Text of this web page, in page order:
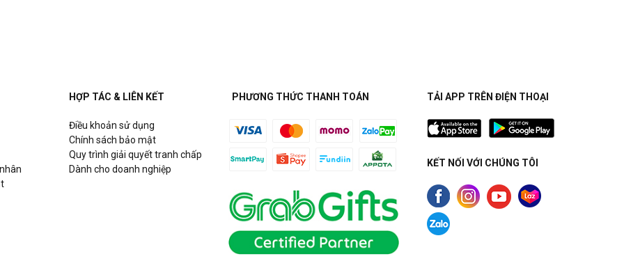
HỢP TÁC & LIÊN KẾT
Điều khoản sử dụng
Chính sách bảo mật
Quy trình giải quyết tranh chấp
Dành cho doanh nghiệp
PHƯƠNG THỨC THANH TOÁN TẢI APP TRÊN ĐIỆN THOẠI
KẾT NỐI VỚI CHÚNG TÔI